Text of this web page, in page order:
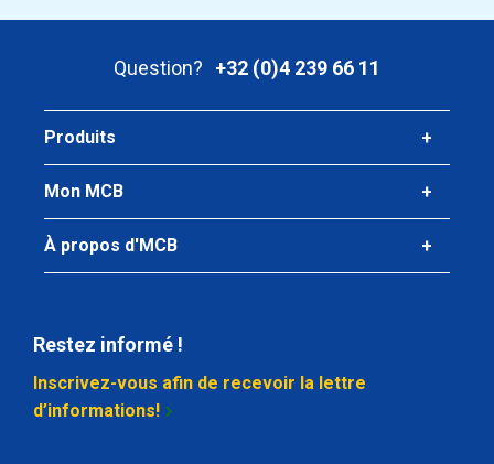
N° d'article
Description
Inox 304/304L angle soud laser 120x80x10 ca 6 mtr
Poids des pièces en kg
91,20
Prix brut
Sélectionner
2450-0123-15010010
Description
Inox 304/304L angle soud laser 150x100x10 ca 6 mtr
Question? +32 (0)4 239 66 11
Produits
Mon MCB
À propos d'MCB
Restez informé !
Inscrivez-vous afin de recevoir la lettre
d’informations!